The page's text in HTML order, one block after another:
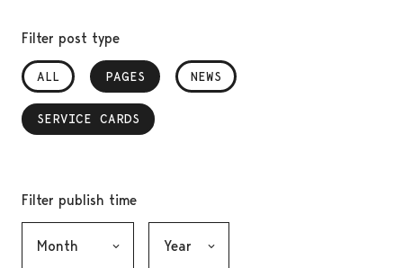
Filter post type
ALL PAGES
, SELECTED NEWS
SERVICE CARDS
, SELECTED
Filter publish time